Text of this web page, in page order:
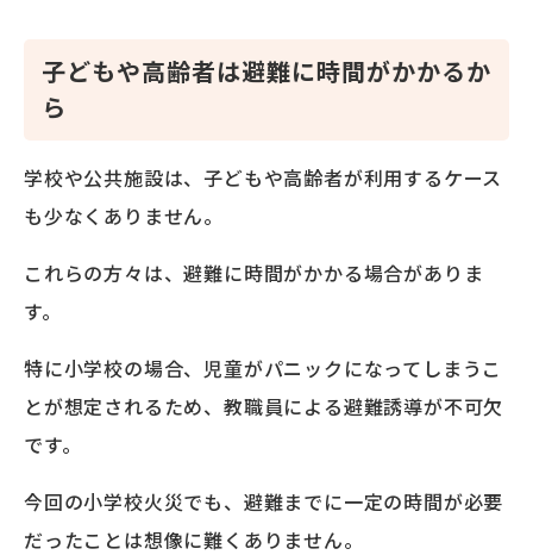
子どもや高齢者は避難に時間がかかるか
ら
学校や公共施設は、子どもや高齢者が利用するケース
も少なくありません。
これらの方々は、避難に時間がかかる場合がありま
す。
特に小学校の場合、児童がパニックになってしまうこ
とが想定されるため、教職員による避難誘導が不可欠
です。
今回の小学校火災でも、避難までに一定の時間が必要
だったことは想像に難くありません。